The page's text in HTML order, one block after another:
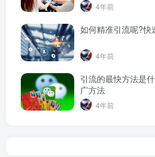
4年前
如何精准引流呢?快
4年前
引流的最快方法是
广方法
4年前